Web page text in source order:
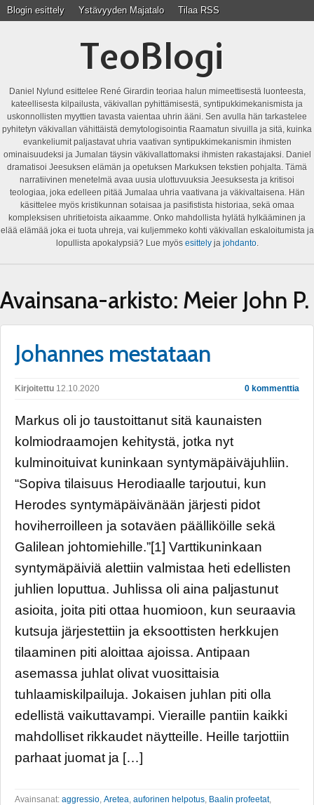
Blogin esittely Ystävyyden Majatalo Tilaa RSS
TeoBlogi
Daniel Nylund esittelee René Girardin teoriaa halun mimeettisestä luonteesta,
kateellisesta kilpailusta, väkivallan pyhittämisestä, syntipukkimekanismista ja
uskonnollisten myyttien tavasta vaientaa uhrin ääni. Sen avulla hän tarkastelee
pyhitetyn väkivallan vähittäistä demytologisointia Raamatun sivuilla ja sitä, kuinka
evankeliumit paljastavat uhria vaativan syntipukkimekanismin ihmisten
ominaisuudeksi ja Jumalan täysin väkivallattomaksi ihmisten rakastajaksi. Daniel
dramatisoi Jeesuksen elämän ja opetuksen Markuksen tekstien pohjalta. Tämä
narratiivinen menetelmä avaa uusia ulottuvuuksia Jeesuksesta ja kritisoi
teologiaa, joka edelleen pitää Jumalaa uhria vaativana ja väkivaltaisena. Hän
käsittelee myös kristikunnan sotaisaa ja pasifistista historiaa, sekä omaa
kompleksisen uhritietoista aikaamme. Onko mahdollista hylätä hylkääminen ja
elää elämää joka ei tuota uhreja, vai kuljemmeko kohti väkivallan eskaloitumista ja
lopullista apokalypsiä? Lue myös esittelyja johdanto.
Avainsana-arkisto: Meier John P.
Johannes mestataan
Kirjoitettu 12.10.2020 0 kommenttia
Markus oli jo taustoittanut sitä kaunaisten
kolmiodraamojen kehitystä, jotka nyt
kulminoituivat kuninkaan syntymäpäiväjuhliin.
“Sopiva tilaisuus Herodiaalle tarjoutui, kun
Herodes syntymäpäivänään järjesti pidot
hoviherroilleen ja sotaväen päälliköille sekä
Galilean johtomiehille.”[1] Varttikuninkaan
syntymäpäiviä alettiin valmistaa heti edellisten
juhlien loputtua. Juhlissa oli aina paljastunut
asioita, joita piti ottaa huomioon, kun seuraavia
kutsuja järjestettiin ja eksoottisten herkkujen
tilaaminen piti aloittaa ajoissa. Antipaan
asemassa juhlat olivat vuosittaisia
tuhlaamiskilpailuja. Jokaisen juhlan piti olla
edellistä vaikuttavampi. Vieraille pantiin kaikki
mahdolliset rikkaudet näytteille. Heille tarjottiin
parhaat juomat ja […]
Avainsanat: aggressio Aretea auforinen helpotus Baalin profeetat,